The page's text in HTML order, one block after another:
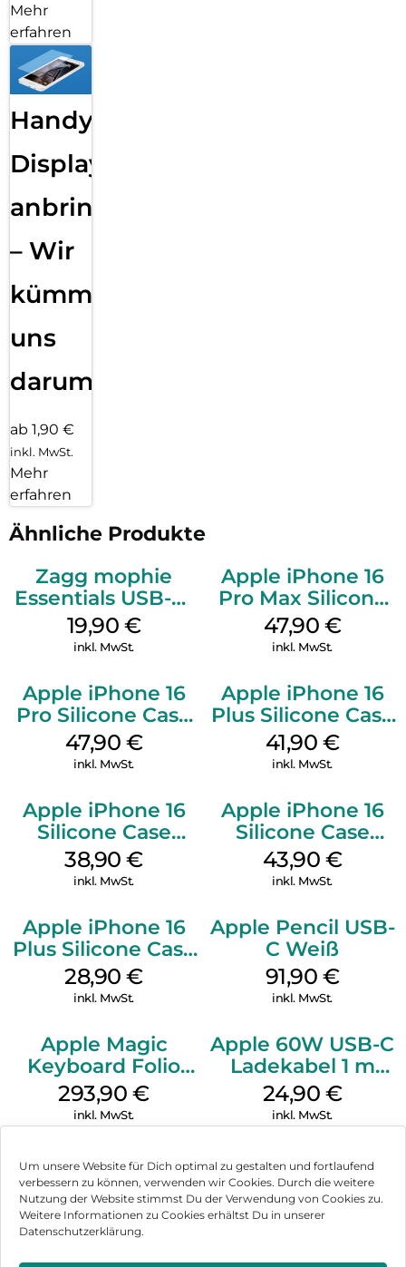
Um unsere Website für Dich optimal zu gestalten und fortlaufend
verbessern zu können, verwenden wir Cookies. Durch die weitere
Nutzung der Website stimmst Du der Verwendung von Cookies zu.
Weitere Informationen zu Cookies erhältst Du in unserer
Datenschutzerklärung.
Mehr
erfahren
Handy
Displayfolie
anbringen
– Wir
kümmern
uns
darum!
ab 1,90 €
inkl. MwSt.
Mehr
erfahren
Ähnliche Produkte
Zagg mophie
Essentials USB-C-
20W Charger PD
Weiß
19,90 €
inkl. MwSt.
Apple iPhone 16
Pro Max Silicone
Case MagSafe
Black
47,90 €
inkl. MwSt.
Apple iPhone 16
Pro Silicone Case
MagSafe Denim
47,90 €
inkl. MwSt.
Apple iPhone 16
Plus Silicone Case
MagSafe Stone
Gray
41,90 €
inkl. MwSt.
Apple iPhone 16
Silicone Case
MagSafe
Ultramarine
38,90€
inkl. MwSt.
Apple iPhone 16
Silicone Case
MagSafe Plum
43,90 €
inkl. MwSt.
Apple iPhone 16
Plus Silicone Case
MagSafe Black
28,90€
inkl. MwSt.
Apple Pencil USB-
C Weiß
91,90 €
inkl. MwSt.
Apple Magic
Keyboard Folio
iPad 10.9″ (10.Gen.)
Weiß
293,90€
inkl. MwSt.
Apple 60W USB-C
Ladekabel 1 m
Weiß
24,90 €
inkl. MwSt.
Impressum